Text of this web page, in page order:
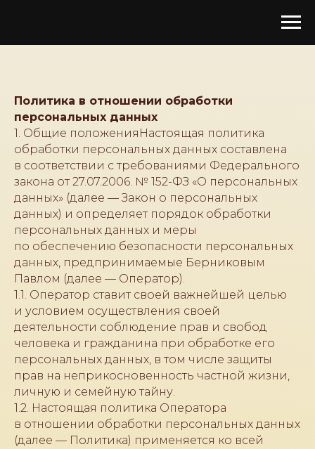
Политика в отношении обработки
персональных данных
1. Общие положенияНастоящая политика
обработки персональных данных составлена
в соответствии с требованиями Федерального
закона от 27.07.2006. № 152-ФЗ «О персональных
данных» (далее — Закон о персональных
данных) и определяет порядок обработки
персональных данных и меры
по обеспечению безопасности персональных
данных, предпринимаемые Берниковым
Павлом (далее — Оператор).
1.1. Оператор ставит своей важнейшей целью
и условием осуществления своей
деятельности соблюдение прав и свобод
человека и гражданина при обработке его
персональных данных, в том числе защиты
прав на неприкосновенность частной жизни,
личную и семейную тайну.
1.2. Настоящая политика Оператора
в отношении обработки персональных данных
(далее — Политика) применяется ко всей